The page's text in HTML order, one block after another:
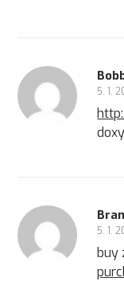
5. 1.
5. 1.
buy